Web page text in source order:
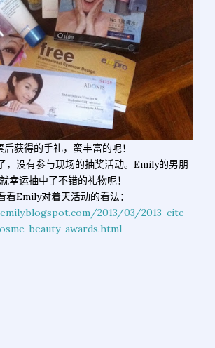
后获得的手礼，蛮丰富的呢！
，没有参与现场的抽奖活动。Emily的男朋
幸运抽中了不错的礼物呢！
看Emily对着天活动的看法：
2013/03/2013-cite-
beauty-awards.html